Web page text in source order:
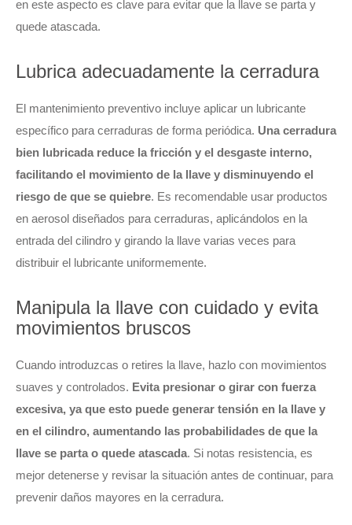
en este aspecto es clave para evitar que la llave se parta y
quede atascada.
Lubrica adecuadamente la cerradura
El mantenimiento preventivo incluye aplicar un lubricante
específico para cerraduras de forma periódica. Una cerradura
bien lubricada reduce la fricción y el desgaste interno,
facilitando el movimiento de la llave y disminuyendo el
riesgo de que se quiebre. Es recomendable usar productos
en aerosol diseñados para cerraduras, aplicándolos en la
entrada del cilindro y girando la llave varias veces para
distribuir el lubricante uniformemente.
Manipula la llave con cuidado y evita
movimientos bruscos
Cuando introduzcas o retires la llave, hazlo con movimientos
suaves y controlados. Evita presionar o girar con fuerza
excesiva, ya que esto puede generar tensión en la llave y
en el cilindro, aumentando las probabilidades de que la
llave se parta o quede atascada. Si notas resistencia, es
mejor detenerse y revisar la situación antes de continuar, para
prevenir daños mayores en la cerradura.